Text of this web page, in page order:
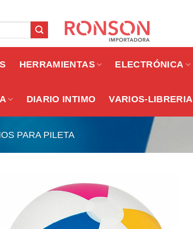
HERRAMIENTAS ELECTRÓNICA
DIARIO INTIMO VARIOS-LIBRERIA
PARA PILETA
Añadir a